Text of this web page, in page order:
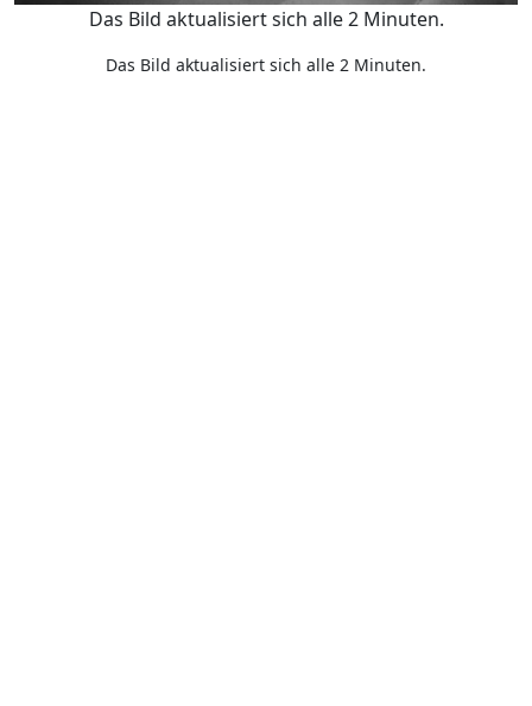
Das Bild aktualisiert sich alle 2 Minuten.
Das Bild aktualisiert sich alle 2 Minuten.